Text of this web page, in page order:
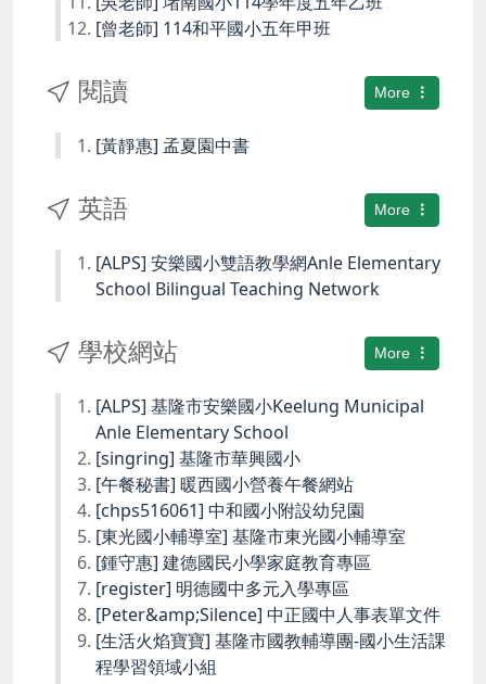
[曾老師] 114和平國小五年甲班
More
閱讀
[黃靜惠] 孟夏園中書
More
英語
[ALPS] 安樂國小雙語教學網Anle Elementary
School Bilingual Teaching Network
More
學校網站
[ALPS] 基隆市安樂國小Keelung Municipal
Anle Elementary School
[singring] 基隆市華興國小
[午餐秘書] 暖西國小營養午餐網站
[chps516061] 中和國小附設幼兒園
[東光國小輔導室] 基隆市東光國小輔導室
[鍾守惠] 建德國民小學家庭教育專區
[register] 明德國中多元入學專區
[Peter&amp;Silence] 中正國中人事表單文件
[生活火焰寶寶] 基隆市國教輔導團-國小生活課
程學習領域小組